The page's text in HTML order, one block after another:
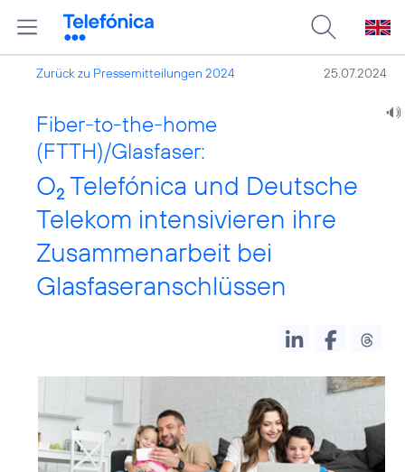
Zurück zu Pressemitteilungen 2024 25.07.2024
Fiber-to-the-home
(FTTH)/Glasfaser:
O2 Telefónica und Deutsche
Telekom intensivieren ihre
Zusammenarbeit bei
Glasfaseranschlüssen